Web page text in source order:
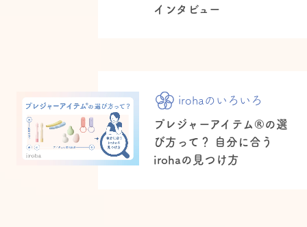
インタビュー
irohaのいろいろ
プレジャーアイテム®の選
び方って？ 自分に合う
irohaの見つけ方